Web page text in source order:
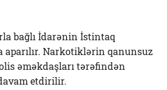
bağlı İdarənin İstintaq
aparılır. Narkotiklərin qanunsuz
əməkdaşları tərəfindən
etdirilir.